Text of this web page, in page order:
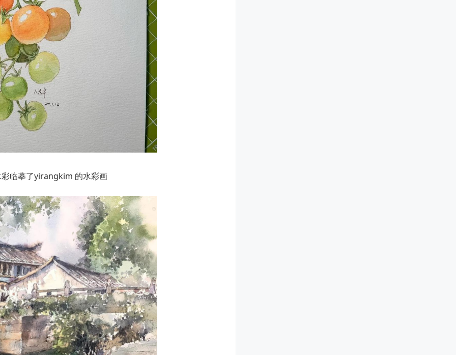
临摹了yirangkim 的水彩画